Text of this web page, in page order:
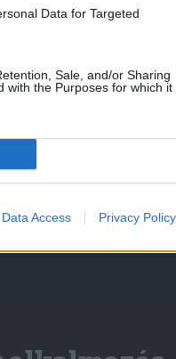
Data for Targeted
Sale, and/or Sharing
with the Purposes for which it
Data Access Privacy Policy